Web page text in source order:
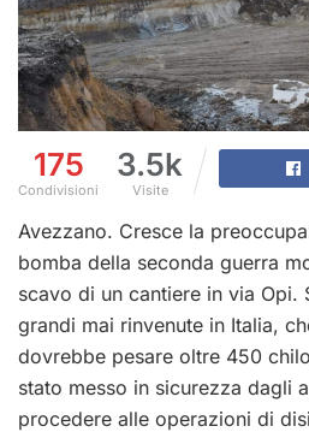
175
Condivisioni
3.5k
Visite
Avezzano. Cresce la
bomba della seconda guerra
scavo di un cantiere in via Opi.
grandi mai rinvenute in Italia,
dovrebbe pesare oltre 450
stato messo in sicurezza dagli
procedere alle operazioni di